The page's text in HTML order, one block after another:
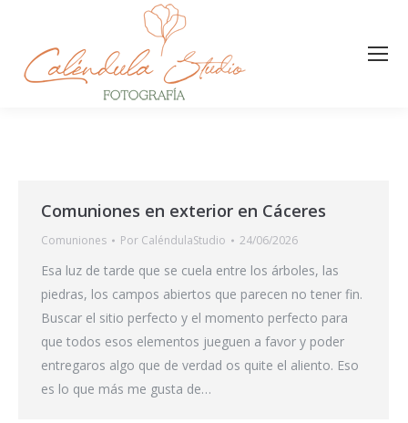
Comuniones en exterior en Cáceres
Comuniones Por CaléndulaStudio 24/06/2026
Esa luz de tarde que se cuela entre los árboles, las
piedras, los campos abiertos que parecen no tener fin.
Buscar el sitio perfecto y el momento perfecto para
que todos esos elementos jueguen a favor y poder
entregaros algo que de verdad os quite el aliento. Eso
es lo que más me gusta de…